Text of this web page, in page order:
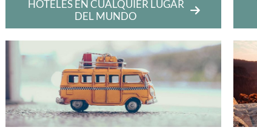
HOTELES EN CUALQUIER LUGAR
DEL MUNDO